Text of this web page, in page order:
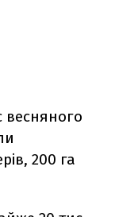
весняного
200 га